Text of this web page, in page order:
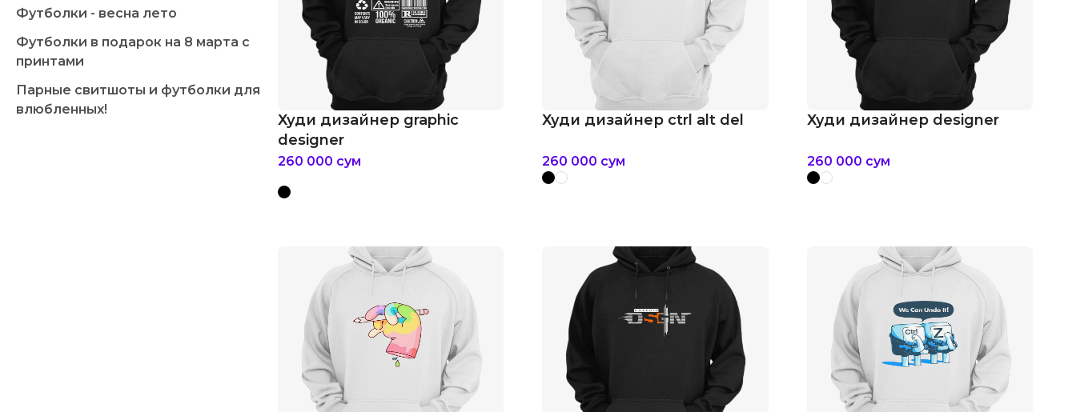
Футболки - весна лето
Футболки в подарок на 8 марта с
принтами
Парные свитшоты и футболки для
влюбленных!
Худи дизайнер graphic
designer
260 000 сум
Худи дизайнер ctrl alt del
260 000 сум
Худи дизайнер designer
260 000 сум